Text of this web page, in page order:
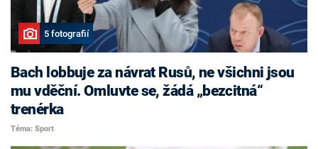
5 fotografií
Bach lobbuje za návrat Rusů, ne všichni jsou
mu vděční. Omluvte se, žádá „bezcitná“
trenérka
Téma: Sport